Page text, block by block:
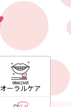
オーラルケア